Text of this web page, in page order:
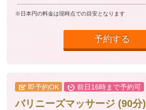
※日本円の料金は現時点での目安となります
予約する
即予約OK 前日16時まで予約可
バリニーズマッサージ (90分)